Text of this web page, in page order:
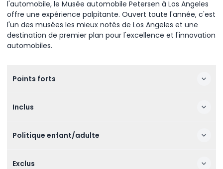
l'automobile, le Musée automobile Petersen à Los Angeles
offre une expérience palpitante. Ouvert toute l'année, c'est
l'un des musées les mieux notés de Los Angeles et une
destination de premier plan pour l'excellence et l'innovation
automobiles.
Points forts
Inclus
Politique enfant/adulte
Exclus